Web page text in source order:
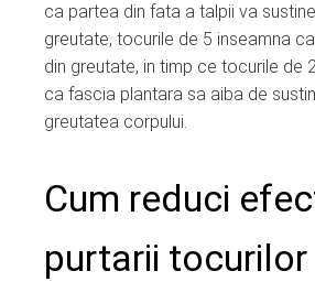
ca partea din fata a talpii va
greutate, tocurile de 5 inseamna
din greutate, in timp ce tocurile de
ca fascia plantara sa aiba de
greutatea corpului.
Cum reduci
purtarii tocurilor